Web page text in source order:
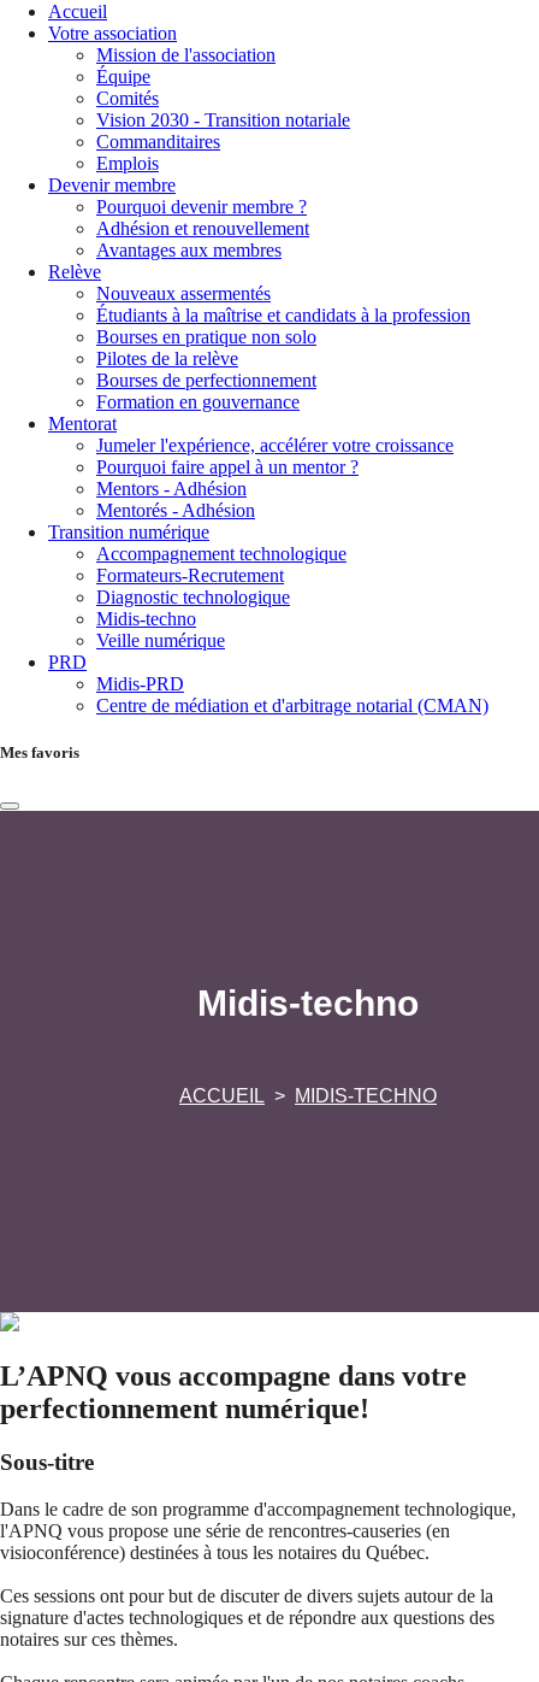
Accueil
Votre association
Mission de l'association
Équipe
Comités
Vision 2030 - Transition notariale
Commanditaires
Emplois
Devenir membre
Pourquoi devenir membre ?
Adhésion et renouvellement
Avantages aux membres
Relève
Nouveaux assermentés
Étudiants à la maîtrise et candidats à la profession
Bourses en pratique non solo
Pilotes de la relève
Bourses de perfectionnement
Formation en gouvernance
Mentorat
Jumeler l'expérience, accélérer votre croissance
Pourquoi faire appel à un mentor ?
Mentors - Adhésion
Mentorés - Adhésion
Transition numérique
Accompagnement technologique
Formateurs-Recrutement
Diagnostic technologique
Midis-techno
Veille numérique
PRD
Midis-PRD
Centre de médiation et d'arbitrage notarial (CMAN)
Mes favoris
Midis-techno
ACCUEIL MIDIS-TECHNO
L’APNQ vous accompagne dans votre
perfectionnement numérique!
Sous-titre
Dans le cadre de son programme d'accompagnement technologique,
l'APNQ vous propose une série de rencontres-causeries (en
visioconférence) destinées à tous les notaires du Québec.
Ces sessions ont pour but de discuter de divers sujets autour de la
signature d'actes technologiques et de répondre aux questions des
notaires sur ces thèmes.